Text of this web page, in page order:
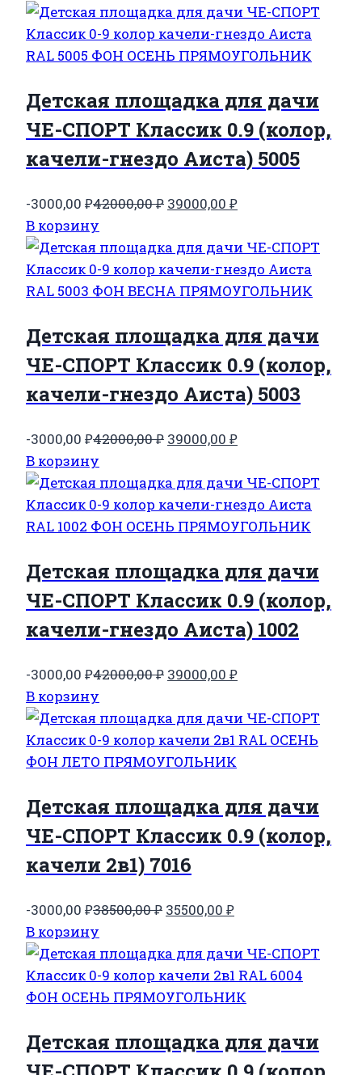
составляла
42000,00 ₽.
39000,00 ₽.
Детская площадка для дачи
ЧЕ-СПОРТ Классик 0.9 (колор,
качели-гнездо Аиста) 5005
-3000,00 ₽42000,00₽ Первоначальная
составляла
42000,00 ₽.
39000,00 ₽Текущая
39000,00 ₽.
В корзину
Детская площадка для дачи
ЧЕ-СПОРТ Классик 0.9 (колор,
качели-гнездо Аиста) 5003
-3000,00 ₽42000,00₽ Первоначальная
составляла
42000,00 ₽.
39000,00 ₽Текущая
39000,00 ₽.
В корзину
Детская площадка для дачи
ЧЕ-СПОРТ Классик 0.9 (колор,
качели-гнездо Аиста) 1002
-3000,00 ₽42000,00₽ Первоначальная
составляла
42000,00 ₽.
39000,00 ₽Текущая
39000,00 ₽.
В корзину
Детская площадка для дачи
ЧЕ-СПОРТ Классик 0.9 (колор,
качели 2в1) 7016
-3000,00 ₽38500,00₽ Первоначальная
составляла
38500,00 ₽.
35500,00 ₽Текущая
35500,00 ₽.
В корзину
Детская площадка для дачи